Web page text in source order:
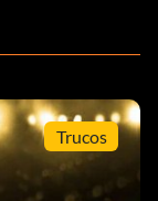
Trucos